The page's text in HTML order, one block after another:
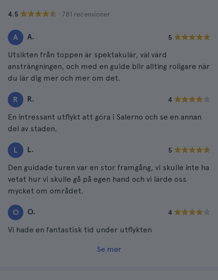
4.5 · 781 recensioner
A A. 5
Utsikten från toppen är spektakulär, väl värd
ansträngningen, och med en guide blir allting roligare när
du lär dig mer och mer om det.
R R. 4
En intressant utflykt att göra i Salerno och se en annan
del av staden.
L L. 5
Den guidade turen var en stor framgång, vi skulle inte ha
vetat hur vi skulle gå på egen hand och vi lärde oss
mycket om området.
O O. 4
Vi hade en fantastisk tid under utflykten
Se mer